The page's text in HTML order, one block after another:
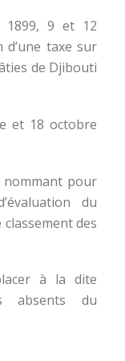
1899, 9 et 12
taxe sur
de Djibouti
et 18 octobre
nommant pour
du
des
à la dite
absents du